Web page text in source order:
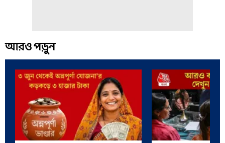
আরও পড়ুন